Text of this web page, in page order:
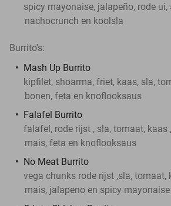
spicy mayonaise, jalapeño, rode
nachocrunch en koolsla
Burrito's:
Mash Up Burrito
kipfilet, shoarma, friet, kaas, sla,
bonen, feta en knoflooksaus
Falafel Burrito
falafel, rode rijst , sla, tomaat, kaas
mais, feta en knoflooksaus
No Meat Burrito
vega chunks rode rijst ,sla, tomaat,
mais, jalapeno en spicy mayonaise